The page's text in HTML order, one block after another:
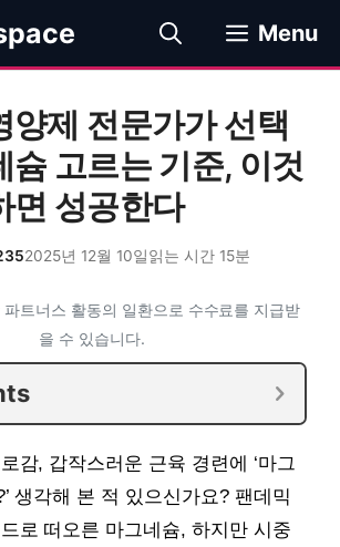
Menu
양제 전문가가 선택
슘 고르는 기준, 이것
면 성공한다
2025년 12월 10일읽는 시간 15분
트너스 활동의 일환으로 수수료를 지급받
을 수 있습니다.
감, 갑작스러운 근육 경련에 ‘마그
생각해 본 적 있으신가요? 팬데믹
로 떠오른 마그네슘, 하지만 시중